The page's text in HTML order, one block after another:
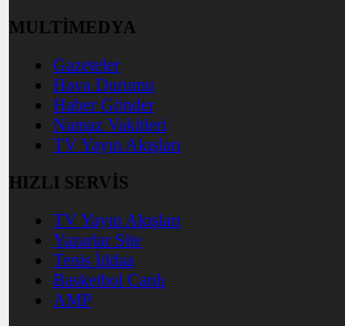
MULTİMEDYA
Gazeteler
Hava Durumu
Haber Gönder
Namaz Vakitleri
TV Yayın Akışları
HIZLI SERVİS
TV Yayın Akışları
Yazarlar Site
Tenis İddaa
Basketbol Canlı
AMP